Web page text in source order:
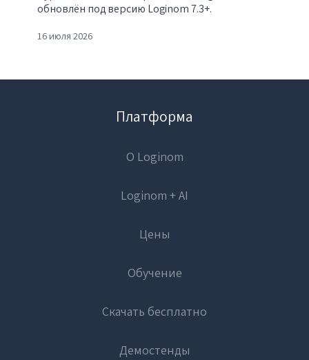
обновлён под версию Loginom 7.3+.
16 июля 2026
Платформа
О Loginom
Loginom + AI
Цены
Обучение
Скачать бесплатно
Демостенды